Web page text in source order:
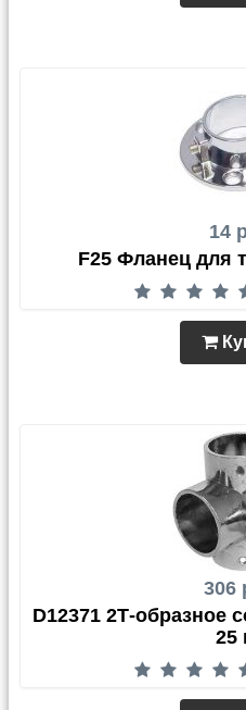
14
F25 Фланец для
306
D12371 2Т-образное
25